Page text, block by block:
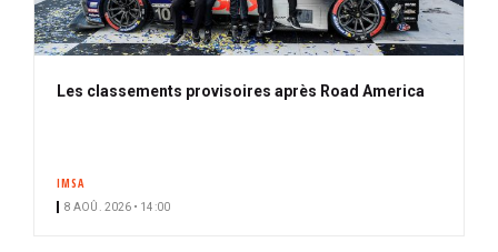
Les classements provisoires après Road America
IMSA
8 AOÛ. 2026 • 14:00